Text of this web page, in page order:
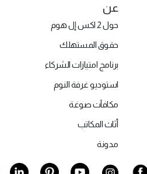
عن
حول 2 اكس إل هوم
حقوق المستهلك
برنامج امتيازات الشركاء
استوديو غرفة النوم
مكافآت صوغة
أثاث المكاتب
مدونة